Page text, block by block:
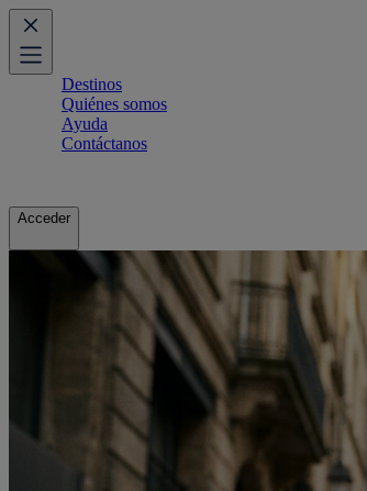
Destinos
Quiénes somos
Ayuda
Contáctanos
Acceder